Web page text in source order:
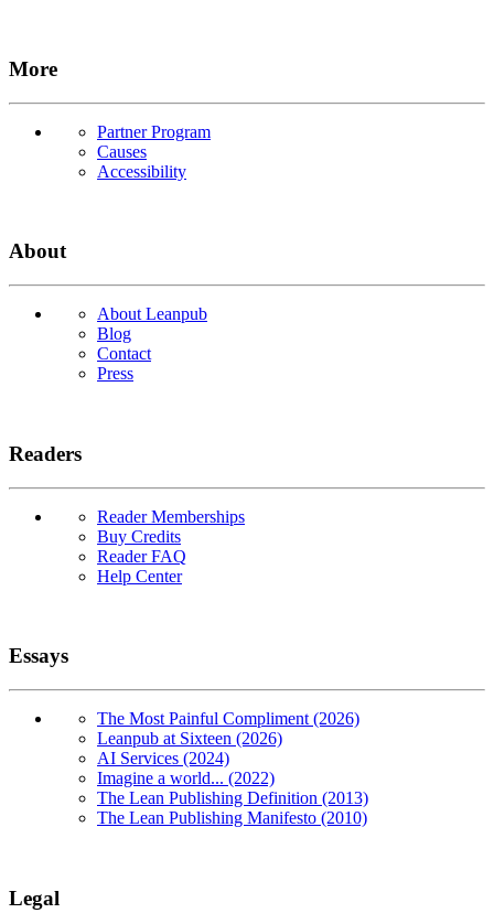
More
Partner Program
Causes
Accessibility
About
About Leanpub
Blog
Contact
Press
Readers
Reader Memberships
Buy Credits
Reader FAQ
Help Center
Essays
The Most Painful Compliment (2026)
Leanpub at Sixteen (2026)
AI Services (2024)
Imagine a world... (2022)
The Lean Publishing Definition (2013)
The Lean Publishing Manifesto (2010)
Legal